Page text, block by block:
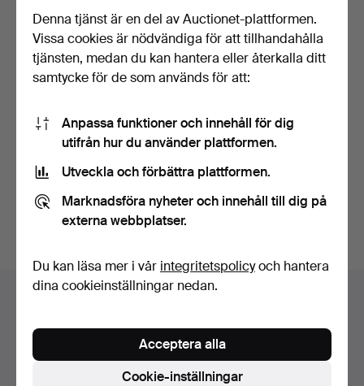
LJUSKRONA, smide, Ø 48
Klubbades 13 apr 2026
2 bud
Takkrona, gulmetall, med
prismor, Ø 38 cm.
Klubbades 13 apr 2026
17 bud
Bevaka sökning
Auktionsarkivet
Du söker i vårt arkiv över avslutade auktioner.
Visa pågående auktioner istället.
Denna tjänst är en del av Auctionet-plattformen.
Vissa cookies är nödvändiga för att tillhandahålla
tjänsten, medan du kan hantera eller återkalla ditt
samtycke för de som används för att:
Anpassa funktioner och innehåll för dig
utifrån hur du använder plattformen.
Utveckla och förbättra plattformen.
Marknadsföra nyheter och innehåll till dig på
externa webbplatser.
Du kan läsa mer i vår integritetspolicyoch hantera
dina cookieinställningar nedan.
Cookie-inställningar
Acceptera alla